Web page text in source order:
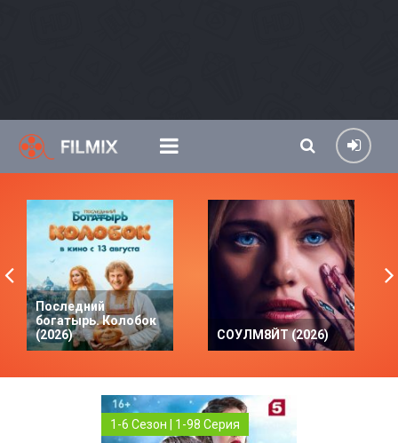
Последний
богатырь. Колобок
(2026)
СОУЛМ8ЙТ (2026)
1-6 Сезон | 1-98 Серия